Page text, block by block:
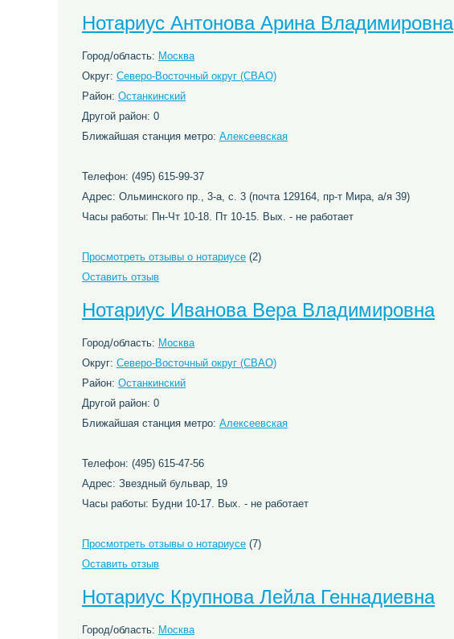
Нотариус Антонова Арина Владимировна
Город/область: Москва
Округ: Северо-Восточный округ (СВАО)
Район: Останкинский
Другой район: 0
Ближайшая станция метро: Алексеевская
Телефон: (495) 615-99-37
Адрес: Ольминского пр., 3-а, с. 3 (почта 129164, пр-т Мира, а/я 39)
Часы работы: Пн-Чт 10-18. Пт 10-15. Вых. - не работает
Просмотреть отзывы о нотариусе (2)
Оставить отзыв
Нотариус Иванова Вера Владимировна
Город/область: Москва
Округ: Северо-Восточный округ (СВАО)
Район: Останкинский
Другой район: 0
Ближайшая станция метро: Алексеевская
Телефон: (495) 615-47-56
Адрес: Звездный бульвар, 19
Часы работы: Будни 10-17. Вых. - не работает
Просмотреть отзывы о нотариусе (7)
Оставить отзыв
Нотариус Крупнова Лейла Геннадиевна
Город/область: Москва